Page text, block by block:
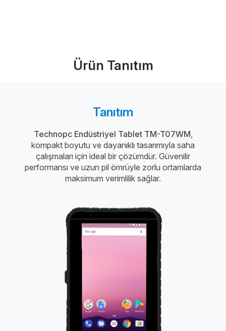
Ürün Tanıtım
Tanıtım
Technopc Endüstriyel Tablet TM-T07WM,
kompakt boyutu ve dayanıklı tasarımıyla saha
çalışmaları için ideal bir çözümdür. Güvenilir
performansı ve uzun pil ömrüyle zorlu ortamlarda
maksimum verimlilik sağlar.